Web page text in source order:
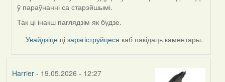
ў параўнанні са старэйшымі.
Так ці інакш паглядзім як будзе.
Увайдзіце цізарэгіструйцеся каб пакідаць каментары.
Harrier- 19.05.2026 - 12:27